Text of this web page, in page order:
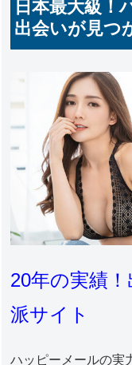
日本最大級！
出会いが見つ
20年の実績
派サイト
ハッピーメールの実